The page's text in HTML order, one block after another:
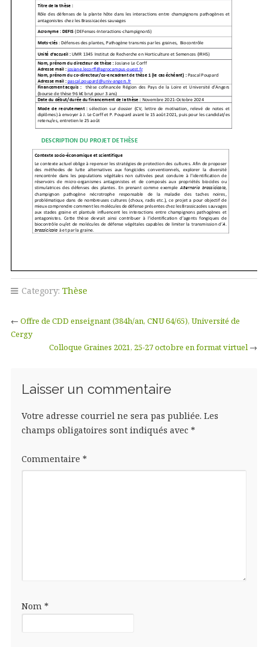
Category: Thèse
← Offre de CDD enseignant (384h/an, CNU 64/65), Université de
Cergy
Colloque Graines 2021, 25-27 octobre en format virtuel→
Laisser un commentaire
Votre adresse courriel ne sera pas publiée. Les
champs obligatoires sont indiqués avec *
Commentaire *
Nom *